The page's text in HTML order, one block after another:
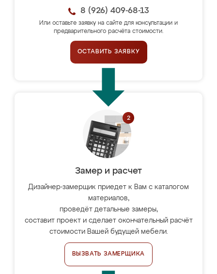
8 (926) 409-68-13
Или оставьте заявку на сайте для консультации и
предварительного расчёта стоимости.
ОСТАВИТЬ ЗАЯВКУ
Замер и расчет
Дизайнер-замерщик приедет к Вам с каталогом
материалов,
проведёт детальные замеры,
составит проект и сделает окончательный расчёт
стоимости Вашей будущей мебели.
ВЫЗВАТЬ ЗАМЕРЩИКА